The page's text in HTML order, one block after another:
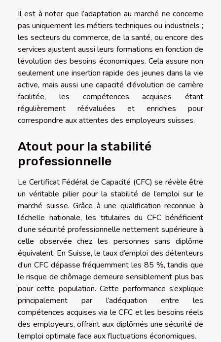
Il est à noter que l’adaptation au marché ne concerne
pas uniquement les métiers techniques ou industriels ;
les secteurs du commerce, de la santé, ou encore des
services ajustent aussi leurs formations en fonction de
l’évolution des besoins économiques. Cela assure non
seulement une insertion rapide des jeunes dans la vie
active, mais aussi une capacité d’évolution de carrière
facilitée, les compétences acquises étant
régulièrement réévaluées et enrichies pour
correspondre aux attentes des employeurs suisses.
Atout pour la stabilité
professionnelle
Le Certificat Fédéral de Capacité (CFC) se révèle être
un véritable pilier pour la stabilité de l’emploi sur le
marché suisse. Grâce à une qualification reconnue à
l’échelle nationale, les titulaires du CFC bénéficient
d’une sécurité professionnelle nettement supérieure à
celle observée chez les personnes sans diplôme
équivalent. En Suisse, le taux d’emploi des détenteurs
d’un CFC dépasse fréquemment les 85 %, tandis que
le risque de chômage demeure sensiblement plus bas
pour cette population. Cette performance s’explique
principalement par l’adéquation entre les
compétences acquises via le CFC et les besoins réels
des employeurs, offrant aux diplômés une sécurité de
l’emploi optimale face aux fluctuations économiques.